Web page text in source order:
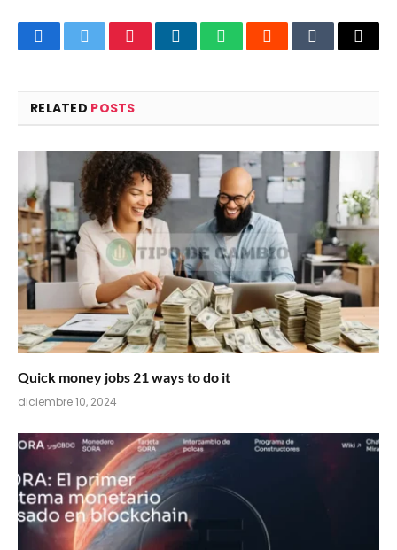
FacebookTwitterPinterestLinkedInWhatsAppRedditTumblrEmail
RELATED POSTS
Quick money jobs 21 ways to do it
diciembre 10, 2024